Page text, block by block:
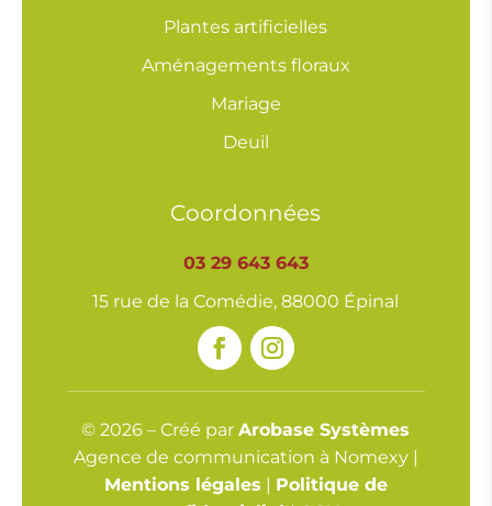
Plantes artificielles
Aménagements floraux
Mariage
Deuil
Coordonnées
03 29 643 643
15 rue de la Comédie, 88000 Épinal
© 2026 – Créé parArobase Systèmes
Agence de communication à Nomexy |
Mentions légales | Politique de